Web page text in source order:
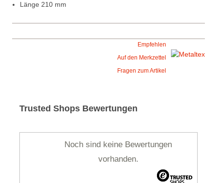
Länge 210 mm
Empfehlen
Auf den Merkzettel
Fragen zum Artikel
Trusted Shops Bewertungen
Noch sind keine Bewertungen
vorhanden.